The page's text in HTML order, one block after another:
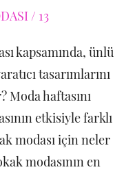
kapsamında, ünlü
tasarımlarını
Moda haftasını
etkisiyle farklı
modası için neler
modasının en